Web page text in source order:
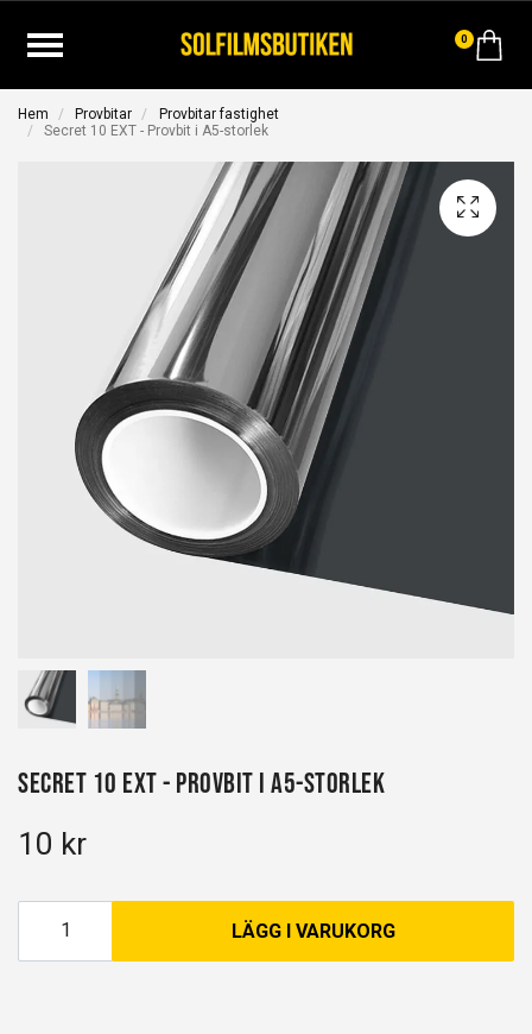
0
Hem Provbitar
Provbitar fastighet
Secret 10 EXT - Provbit i A5-storlek
Secret 10 EXT - Provbit i A5-storlek
10 kr
LÄGG I VARUKORG